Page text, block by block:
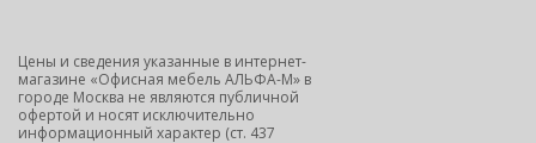
Цены и сведения указанные в интернет-
магазине «Офисная мебель АЛЬФА-М» в
городе Москва не являются публичной
офертой и носят исключительно
информационный характер (ст. 437